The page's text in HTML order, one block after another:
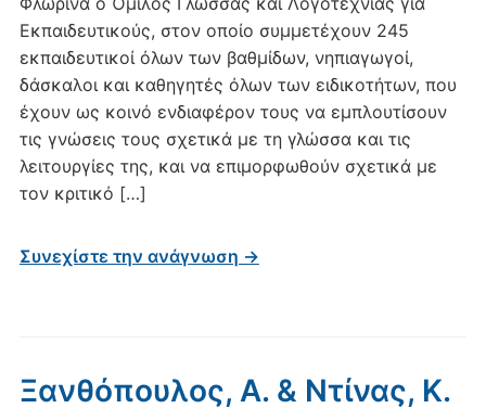
Εκπαιδευτικούς, στον οποίο συμμετέχουν 245
εκπαιδευτικοί όλων των βαθμίδων, νηπιαγωγοί,
δάσκαλοι και καθηγητές όλων των ειδικοτήτων, που
έχουν ως κοινό ενδιαφέρον τους να εμπλουτίσουν
τις γνώσεις τους σχετικά με τη γλώσσα και τις
λειτουργίες της, και να επιμορφωθούν σχετικά με
τον κριτικό […]
Συνεχίστε την ανάγνωση →
Ξανθόπουλος, Α. & Ντίνας, Κ.